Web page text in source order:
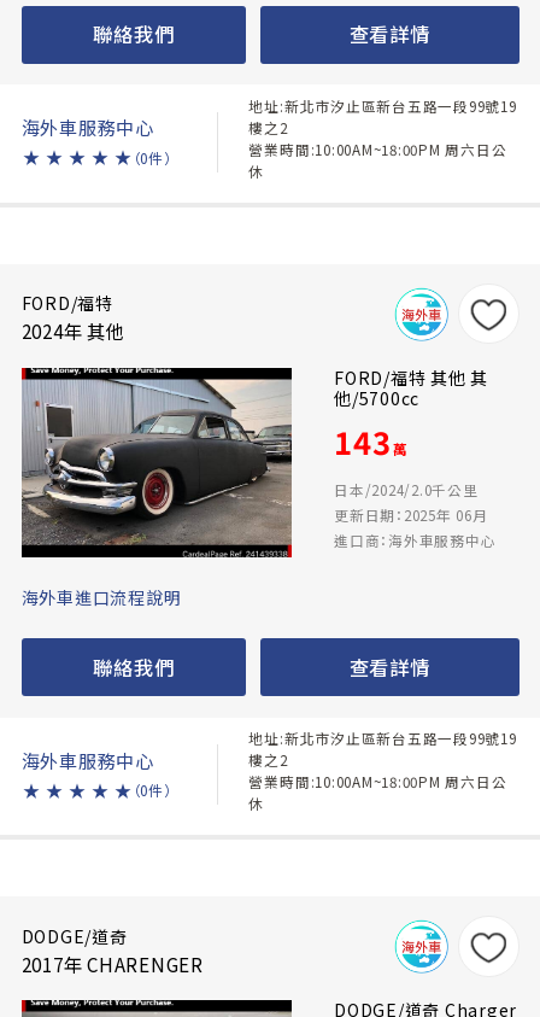
聯絡我們 查看詳情
海外車服務中心
★ ★ ★ ★ ★ （0件）
地址:新北市汐止區新台五路一段99號19
樓之2
營業時間:10:00AM~18:00PM 周六日公
休
FORD/福特
2024年 其他
FORD/福特 其他 其
他/5700cc
143萬
日本/2024/2.0千公里
更新日期：2025年 06月
進口商：海外車服務中心
海外車進口流程說明
聯絡我們 查看詳情
海外車服務中心
★ ★ ★ ★ ★ （0件）
地址:新北市汐止區新台五路一段99號19
樓之2
營業時間:10:00AM~18:00PM 周六日公
休
DODGE/道奇
2017年 CHARENGER
DODGE/道奇 Charger